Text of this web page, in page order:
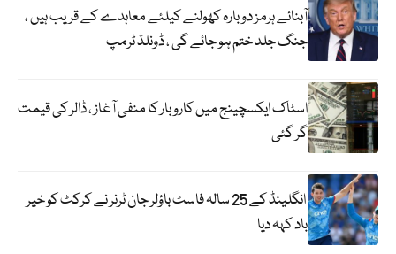
آبنائے ہرمز دوبارہ کھولنے کیلئے معاہدے کے قریب ہیں ،
جنگ جلد ختم ہو جائے گی ، ڈونلڈ ٹرمپ
اسٹاک ایکسچینج میں کاروبار کا منفی آغاز ، ڈالر کی قیمت
گر گئی
انگلینڈ کے 25 سالہ فاسٹ باؤلر جان ٹرنر نے کرکٹ کو خیر
باد کہہ دیا